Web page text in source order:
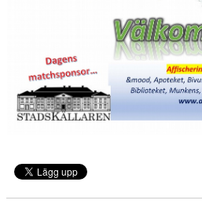
MEDLEMSSKAP
ENKRONASMATCH 2026